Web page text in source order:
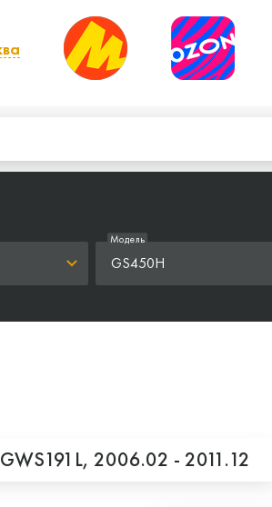
GS450H
Модель
GWS191L, 2006.02 - 2011.12